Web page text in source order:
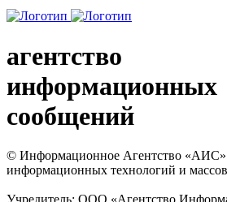
агентство
информационных
сообщений
© Информационное Агентство «АИС».
информационных технологий и
Учредитель: ООО «Агентство